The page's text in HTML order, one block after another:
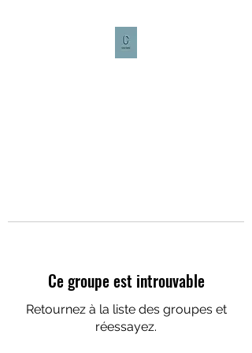
Ce groupe est introuvable
Retournez à la liste des groupes et
réessayez.